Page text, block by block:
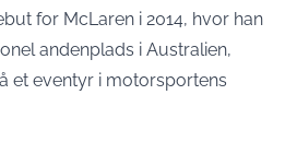
for McLaren i 2014, hvor han
andenplads i Australien,
et eventyr i motorsportens